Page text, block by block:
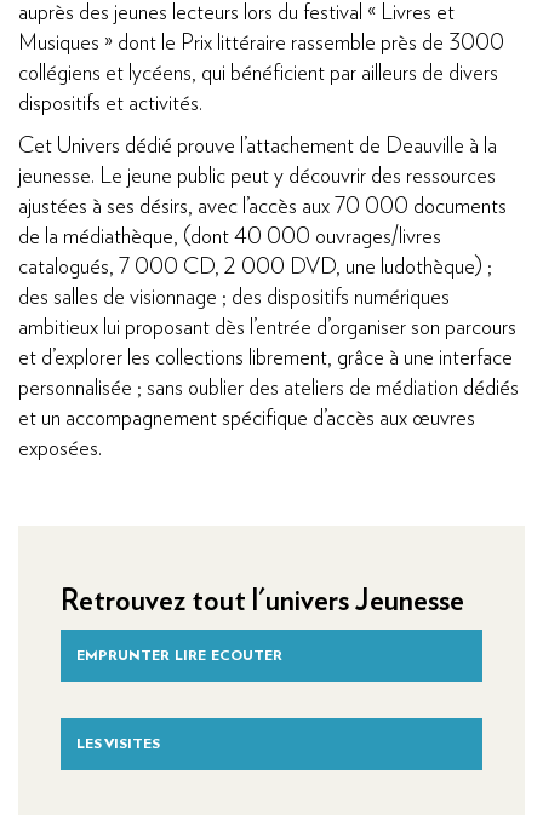
auprès des jeunes lecteurs lors du festival « Livres et
Musiques » dont le Prix littéraire rassemble près de 3000
collégiens et lycéens, qui bénéficient par ailleurs de divers
dispositifs et activités.
Cet Univers dédié prouve l’attachement de Deauville à la
jeunesse. Le jeune public peut y découvrir des ressources
ajustées à ses désirs, avec l’accès aux 70 000 documents
de la médiathèque, (dont 40 000 ouvrages/livres
catalogués, 7 000 CD, 2 000 DVD, une ludothèque) ;
des salles de visionnage ; des dispositifs numériques
ambitieux lui proposant dès l’entrée d’organiser son parcours
et d’explorer les collections librement, grâce à une interface
personnalisée ; sans oublier des ateliers de médiation dédiés
et un accompagnement spécifique d’accès aux œuvres
exposées.
Retrouvez tout l'univers Jeunesse
EMPRUNTER LIRE ECOUTER
LES VISITES